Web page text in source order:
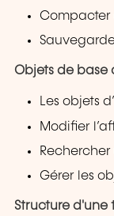
Compacter
Objets de base
Les objets
Modifier
Gérer les
Structure d'une